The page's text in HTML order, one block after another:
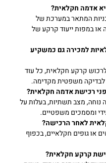
אדמה חקלאית?
המתאר במערכת של
או במפות ייעוד קרקע של
למכירה גם כמשקיע
קרקע חקלאית, כל עוד
משפטית מקדימה.
רכישת אדמה חקלאית?
נוחה, מצב תשתיות, בעלות על
ומסמכים משפטיים.
לאחר הרכישה?
או גופים חקלאיים, בכפוף
קרקע חקלאית?